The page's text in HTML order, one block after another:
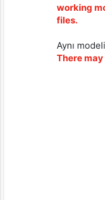
working
files.
Aynı
There